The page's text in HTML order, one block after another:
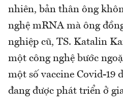
nhiên, bản thân ông
nghệ mRNA mà ông
nghiệp cũ, TS. Katalin
một công nghệ bước
một số vaccine Covid-19
đang được phát triển ở